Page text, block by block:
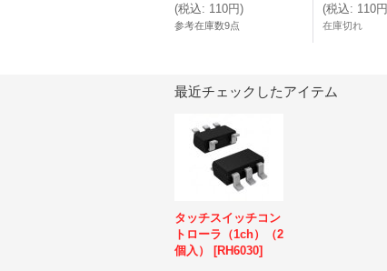
(税込: 110円)
参考在庫数9点
(税込: 110円
在庫切れ
最近チェックしたアイテム
タッチスイッチコン
トローラ（1ch）（2
個入）
[RH6030]